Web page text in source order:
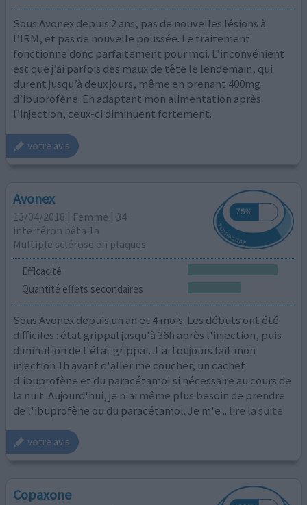
Sous Avonex depuis 2 ans, pas de nouvelles lésions à
l’IRM, et pas de nouvelle poussée. Le traitement
fonctionne donc parfaitement pour moi. L’inconvénient
est que j’ai parfois des maux de tête le lendemain, qui
durent jusqu’à deux jours, même en prenant 400mg
d’ibuprofène. En adaptant mon alimentation après
l’injection, ceux-ci diminuent fortement.
votre avis
Avonex
13/04/2018 | Femme | 34
interféron bêta 1a
Multiple sclérose en plaques
Efficacité
Quantité effets secondaires
Sous Avonex depuis un an et 4 mois. Les débuts ont été
difficiles : état grippal jusqu'à 36h après l'injection, puis
diminution de l'état grippal. J'ai toujours fait mon
injection 1h avant d'aller me coucher, un cachet
d'ibuprofène et du paracétamol si nécessaire au cours de
la nuit. Aujourd'hui, je n'ai même plus besoin de prendre
de l'ibuprofène ou du paracétamol. Je m'e ...lire la suite
votre avis
Copaxone